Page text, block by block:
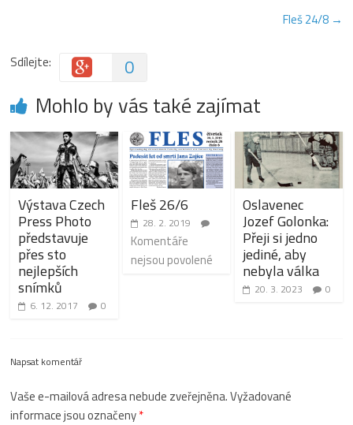
Fleš 24/8 →
Sdílejte: 0
Mohlo by vás také zajímat
Výstava Czech
Press Photo
představuje
přes sto
nejlepších
snímků
6. 12. 2017 0
Fleš 26/6
28. 2. 2019
Komentáře
nejsou povolené
Oslavenec
Jozef Golonka:
Přeji si jedno
jediné, aby
nebyla válka
20. 3. 2023 0
Napsat komentář
Vaše e-mailová adresa nebude zveřejněna.Vyžadované
informace jsou označeny*